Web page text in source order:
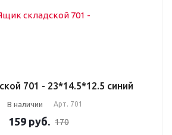
701 - 23*14.5*12.5 синий
В наличии Арт. 701
159 руб. 170